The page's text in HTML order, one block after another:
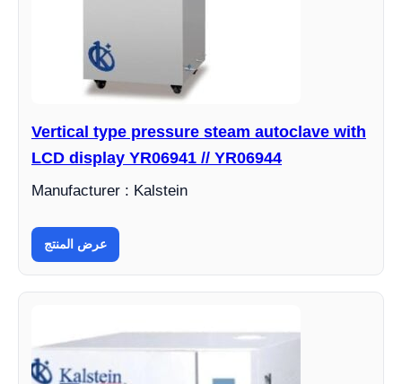
Vertical type pressure steam autoclave with
LCD display YR06941 // YR06944
Manufacturer : Kalstein
عرض المنتج